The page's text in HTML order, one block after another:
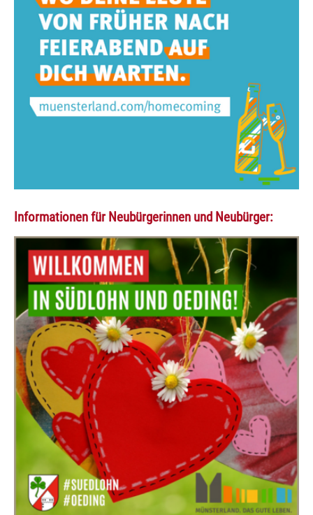
Informationen für Neubürgerinnen und Neubürger: